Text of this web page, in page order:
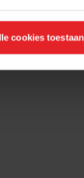
cookies toestaan